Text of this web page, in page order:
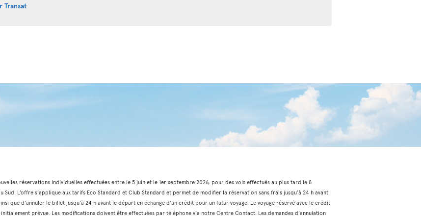
Transat
réservations individuelles effectuées entre le 5 juin et le 1er septembre 2026, pour des vols effectués au plus tard le 8
Sud. L’offre s’applique aux tarifs Eco Standard et Club Standard et permet de modifier la réservation sans frais jusqu’à 24 h avant
que d’annuler le billet jusqu’à 24 h avant le départ en échange d’un crédit pour un futur voyage. Le voyage réservé avec le crédit
prévue. Les modifications doivent être effectuées par téléphone via notre Centre Contact. Les demandes d’annulation